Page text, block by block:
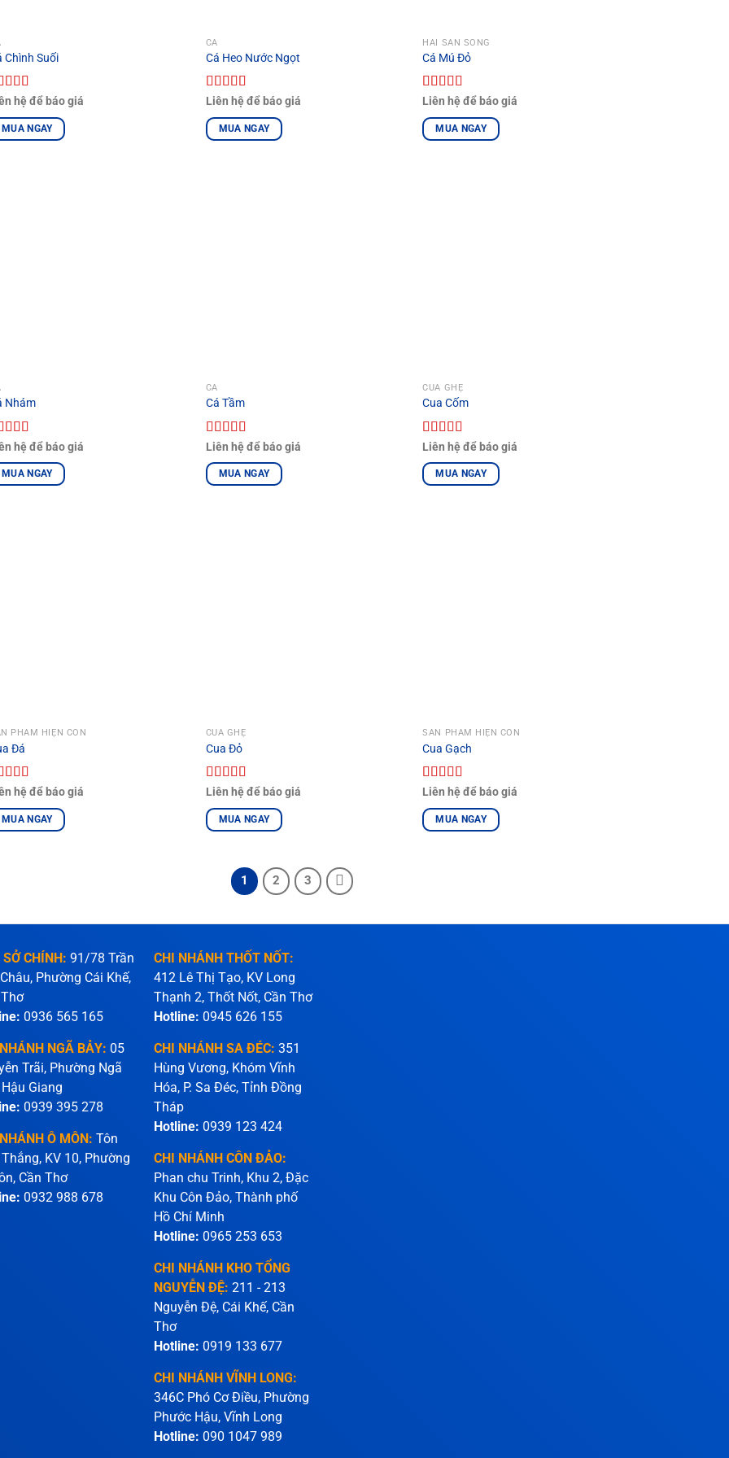
Chình Suối
xếp
5.005
hệ để báo giá
MUA NGAY
CÁ
Cá Heo Nước Ngọt
Được xếp
hạng5.005
sao
Liên hệ để báo giá
MUA NGAY
HẢI SẢN SỐNG
Cá Mú Đỏ
Được xếp
hạng5.005
sao
Liên hệ để báo giá
MUA NGAY
Nhám
xếp
5.005
hệ để báo giá
MUA NGAY
CÁ
Cá Tầm
Được xếp
hạng5.005
sao
Liên hệ để báo giá
MUA NGAY
CUA GHẸ
Cua Cốm
Được xếp
hạng5.005
sao
Liên hệ để báo giá
MUA NGAY
PHẨM HIỆN CÒN
Đá
xếp
hệ để báo giá
MUA NGAY
CUA GHẸ
Cua Đỏ
Được xếp
sao
Liên hệ để báo giá
MUA NGAY
SẢN PHẨM HIỆN CÒN
Cua Gạch
Được xếp
sao
Liên hệ để báo giá
MUA NGAY
1 2 3
SỞ CHÍNH: 91/78 Trần
Phường Cái Khế,
0936 565 165
NGÃ BẢY: 05
Trãi, Phường Ngã
Hậu Giang
0939 395 278
Ô MÔN: Tôn
KV 10, Phường
Cần Thơ
0932 988 678
CHI NHÁNH THỐT NỐT:
412 Lê Thị Tạo, KV Long
Thạnh 2, Thốt Nốt, Cần Thơ
Hotline: 0945 626 155
CHI NHÁNH SA ĐÉC: 351
Hùng Vương, Khóm Vĩnh
Hóa, P. Sa Đéc, Tỉnh Đồng
Tháp
Hotline: 0939 123 424
CHI NHÁNH CÔN ĐẢO:
Phan chu Trinh, Khu 2, Đặc
Khu Côn Đảo, Thành phố
Hồ Chí Minh
Hotline: 0965 253 653
CHI NHÁNH KHO TỔNG
NGUYỄN ĐỆ: 211 - 213
Nguyễn Đệ, Cái Khế, Cần
Thơ
Hotline: 0919 133 677
CHI NHÁNH VĨNH LONG:
346C Phó Cơ Điều, Phường
Phước Hậu, Vĩnh Long
Hotline: 090 1047 989